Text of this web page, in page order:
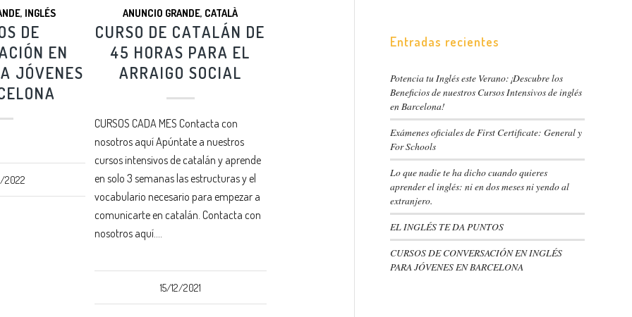
, INGLÉS
DE
EN
JÓVENES
ANUNCIO GRANDE, CATALÀ
CURSO DE CATALÁN DE
45 HORAS PARA EL
ARRAIGO SOCIAL
CURSOS CADA MES Contacta con
nosotros aquí Apúntate a nuestros
cursos intensivos de catalán y aprende
en solo 3 semanas las estructuras y el
vocabulario necesario para empezar a
comunicarte en catalán. Contacta con
nosotros aquí.…
15/12/2021
Entradas recientes
Potencia tu Inglés este Verano:¡Descubre los
Beneficios de nuestros Cursos Intensivos de inglés
en Barcelona!
Exámenes oficiales de First Certificate: General y
For Schools
Lo que nadie te ha dicho cuando quieres
aprender el inglés: ni en dos meses ni yendo al
extranjero.
EL INGLÉS TE DA PUNTOS
CURSOS DE CONVERSACIÓN EN INGLÉS
PARA JÓVENES EN BARCELONA